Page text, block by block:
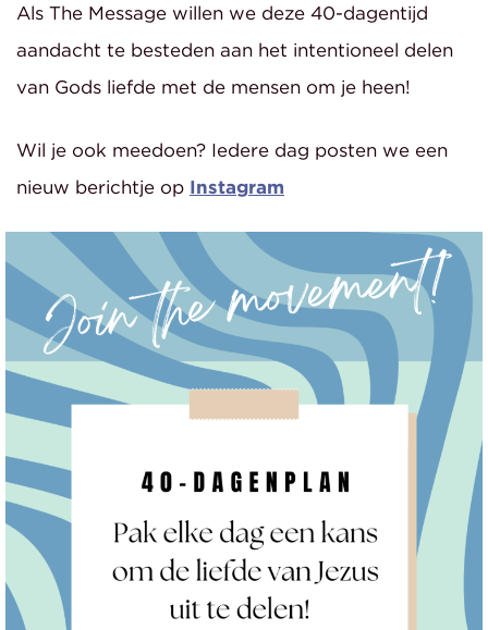
Als The Message willen we deze 40-dagentijd
aandacht te besteden aan het intentioneel delen
van Gods liefde met de mensen om je heen!
Wil je ook meedoen? Iedere dag posten we een
nieuw berichtje op Instagram